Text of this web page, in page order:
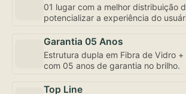
01 lugar com a melhor distribuição
potencializar a experiência do
Garantia 05 Anos
Estrutura dupla em Fibra de Vidro
com 05 anos de garantia no brilho.
Top Line